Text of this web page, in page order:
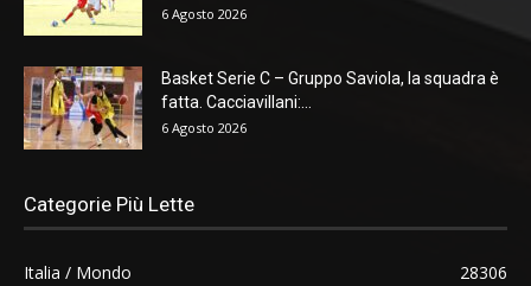
6 Agosto 2026
Basket Serie C – Gruppo Saviola, la squadra è
fatta. Cacciavillani:...
6 Agosto 2026
Categorie Più Lette
Italia / Mondo
28306